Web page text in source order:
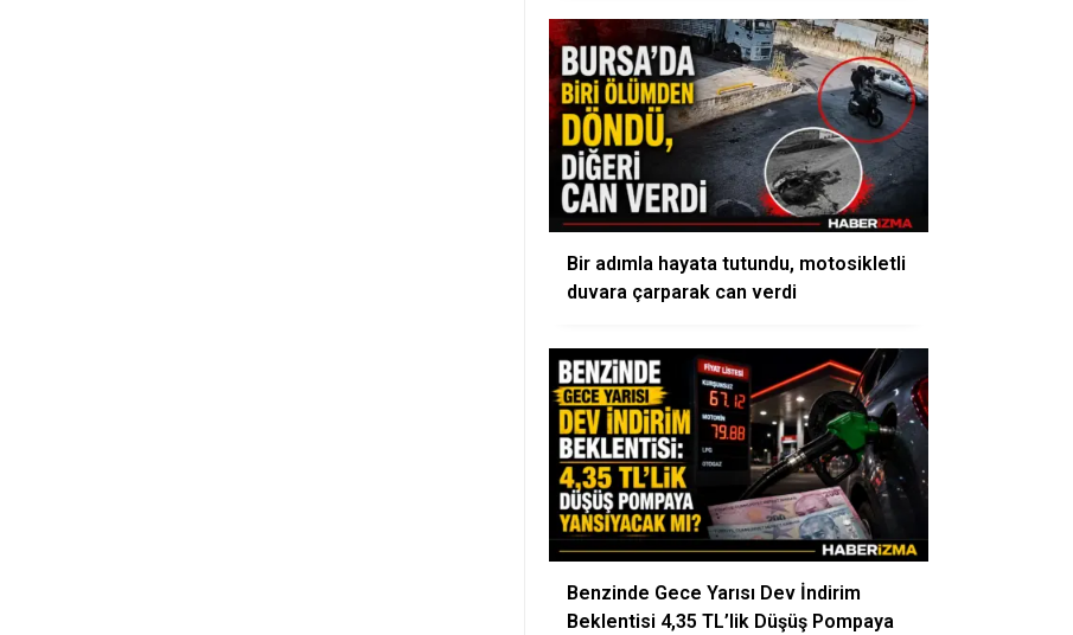
Bir adımla hayata tutundu, motosikletli
duvara çarparak can verdi
Benzinde Gece Yarısı Dev İndirim
Beklentisi 4,35 TL’lik Düşüş Pompaya